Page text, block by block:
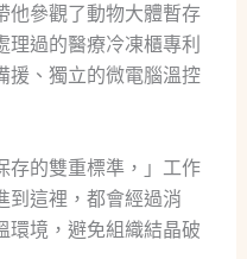
他參觀了動物大體暫存
過的醫療冷凍櫃專利
援、獨立的微電腦溫控
存的雙重標準，」工作
到這裡，都會經過消
環境，避免組織結晶破